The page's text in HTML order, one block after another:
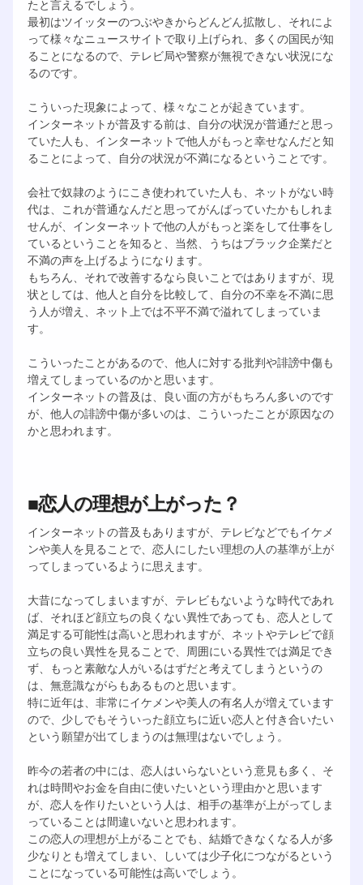
たと言えるでしょう。
最初はツイッターのつぶやきからどんどん拡散し、それによ
って様々なニュースサイトで取り上げられ、多くの国民が知
ることになるので、テレビ局や警察が無視できない状況にな
るのです。
こういった現象によって、様々なことが起きています。
インターネットが普及する前は、自分の状況が普通だと思っ
ていた人も、インターネットで他人がもっと幸せなんだと知
ることによって、自分の状況が不満になるということです。
会社で奴隷のようにこき使われていた人も、ネットがない時
代は、これが普通なんだと思ってがんばっていたかもしれま
せんが、インターネットで他の人がもっと楽をして仕事をし
ているということを知ると、当然、うちはブラック企業だと
不満の声を上げるようになります。
もちろん、それで改善するなら良いことではありますが、現
状としては、他人と自分を比較して、自分の不幸を不満に思
う人が増え、ネット上では不平不満で溢れてしまっていま
す。
こういったことがあるので、他人に対する批判や誹謗中傷も
増えてしまっているのかと思います。
インターネットの普及は、良い面の方がもちろん多いのです
が、他人の誹謗中傷が多いのは、こういったことが原因なの
かと思われます。
■恋人の理想が上がった？
インターネットの普及もありますが、テレビなどでもイケメ
ンや美人を見ることで、恋人にしたい理想の人の基準が上が
ってしまっているように思えます。
大昔になってしまいますが、テレビもないような時代であれ
ば、それほど顔立ちの良くない異性であっても、恋人として
満足する可能性は高いと思われますが、ネットやテレビで顔
立ちの良い異性を見ることで、周囲にいる異性では満足でき
ず、もっと素敵な人がいるはずだと考えてしまうというの
は、無意識ながらもあるものと思います。
特に近年は、非常にイケメンや美人の有名人が増えています
ので、少しでもそういった顔立ちに近い恋人と付き合いたい
という願望が出てしまうのは無理はないでしょう。
昨今の若者の中には、恋人はいらないという意見も多く、そ
れは時間やお金を自由に使いたいという理由かと思います
が、恋人を作りたいという人は、相手の基準が上がってしま
っていることは間違いないと思われます。
この恋人の理想が上がることでも、結婚できなくなる人が多
少なりとも増えてしまい、しいては少子化につながるという
ことになっている可能性は高いでしょう。